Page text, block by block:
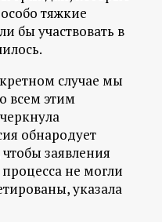
тяжкие
бы участвовать в
случае мы
всем этим
обнародует
заявления
не могли
указала